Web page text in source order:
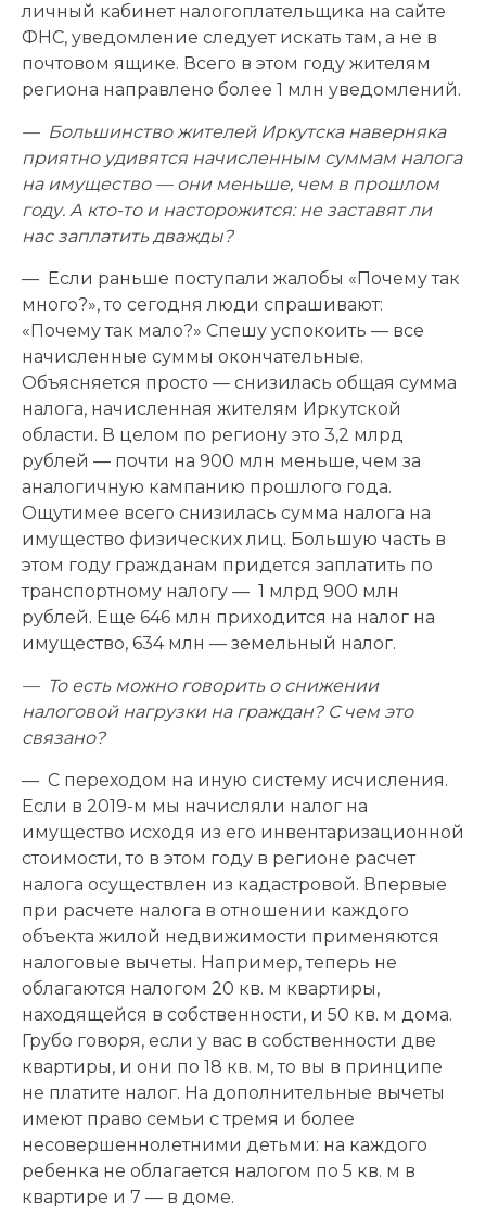
личный кабинет налогоплательщика на сайте
ФНС, уведомление следует искать там, а не в
почтовом ящике. Всего в этом году жителям
региона направлено более 1 млн уведомлений.
— Большинство жителей Иркутска наверняка
приятно удивятся начисленным суммам налога
на имущество — они меньше, чем в прошлом
году. А кто-то и насторожится: не заставят ли
нас заплатить дважды?
— Если раньше поступали жалобы «Почему так
много?», то сегодня люди спрашивают:
«Почему так мало?» Спешу успокоить — все
начисленные суммы окончательные.
Объясняется просто — снизилась общая сумма
налога, начисленная жителям Иркутской
области. В целом по региону это 3,2 млрд
рублей — почти на 900 млн меньше, чем за
аналогичную кампанию прошлого года.
Ощутимее всего снизилась сумма налога на
имущество физических лиц. Большую часть в
этом году гражданам придется заплатить по
транспортному налогу — 1 млрд 900 млн
рублей. Еще 646 млн приходится на налог на
имущество, 634 млн — земельный налог.
— То есть можно говорить о снижении
налоговой нагрузки на граждан? С чем это
связано?
— С переходом на иную систему исчисления.
Если в 2019-м мы начисляли налог на
имущество исходя из его инвентаризационной
стоимости, то в этом году в регионе расчет
налога осуществлен из кадастровой. Впервые
при расчете налога в отношении каждого
объекта жилой недвижимости применяются
налоговые вычеты. Например, теперь не
облагаются налогом 20 кв. м квартиры,
находящейся в собственности, и 50 кв. м дома.
Грубо говоря, если у вас в собственности две
квартиры, и они по 18 кв. м, то вы в принципе
не платите налог. На дополнительные вычеты
имеют право семьи с тремя и более
несовершеннолетними детьми: на каждого
ребенка не облагается налогом по 5 кв. м в
квартире и 7 — в доме.